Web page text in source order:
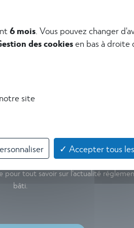
par une
gratuite ?
pour tout savoir sur l’actualité
bâti.
6 mois . Vous pouvez changer
des cookiesen bas à droite
site
✓ Accepter tous